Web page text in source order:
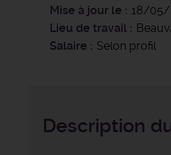
Mise à jour le
18/05/
Lieu de travail
Salaire
Selon profil
Description